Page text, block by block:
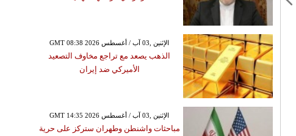
الأحد ,18 تشرين الثاني / نوفمبر GMT
11:30 2018
"سامسونغ" تستعد إلى الكشف
عن تلفاز جديد بدقة 8K
GMT 08:38 2026 الإثنين ,03 آب / أغسطس
الذهب يصعد مع تراجع مخاوف التصعيد
الأميركي ضد إيران
GMT 14:35 2026 الإثنين ,03 آب / أغسطس
مباحثات واشنطن وطهران ستركز على حرية